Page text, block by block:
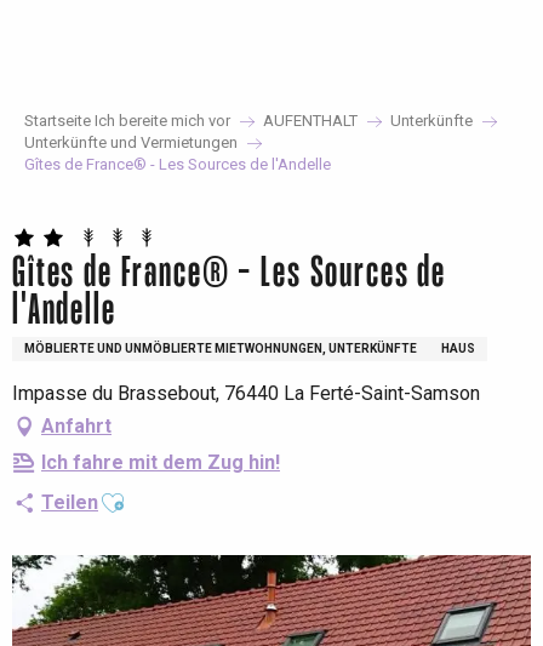
Startseite Ich bereite mich vor AUFENTHALT
Unterkünfte
Unterkünfte und Vermietungen
Gîtes de France® - Les Sources de l'Andelle
Gîtes de France® - Les Sources de
l'Andelle
MÖBLIERTE UND UNMÖBLIERTE MIETWOHNUNGEN, UNTERKÜNFTE HAUS
Impasse du Brassebout, 76440 La Ferté-Saint-Samson
Anfahrt
Ich fahre mit dem Zug hin!
TeilenAjouter aux favoris